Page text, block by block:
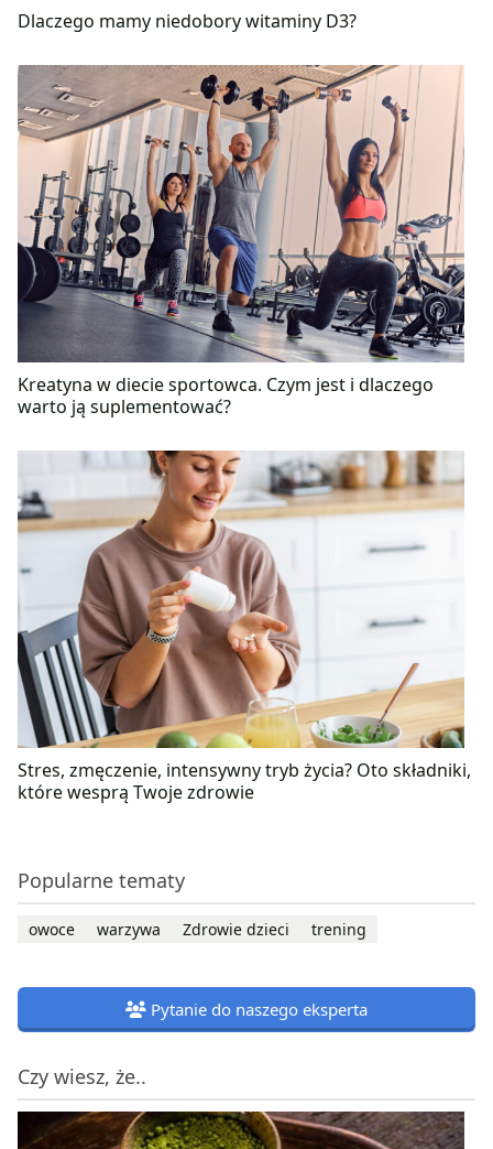
Dlaczego mamy niedobory witaminy D3?
Kreatyna w diecie sportowca. Czym jest i dlaczego
warto ją suplementować?
Stres, zmęczenie, intensywny tryb życia? Oto składniki,
które wesprą Twoje zdrowie
Popularne tematy
owoce warzywa Zdrowie dzieci trening
Pytanie do naszego eksperta
Czy wiesz, że..